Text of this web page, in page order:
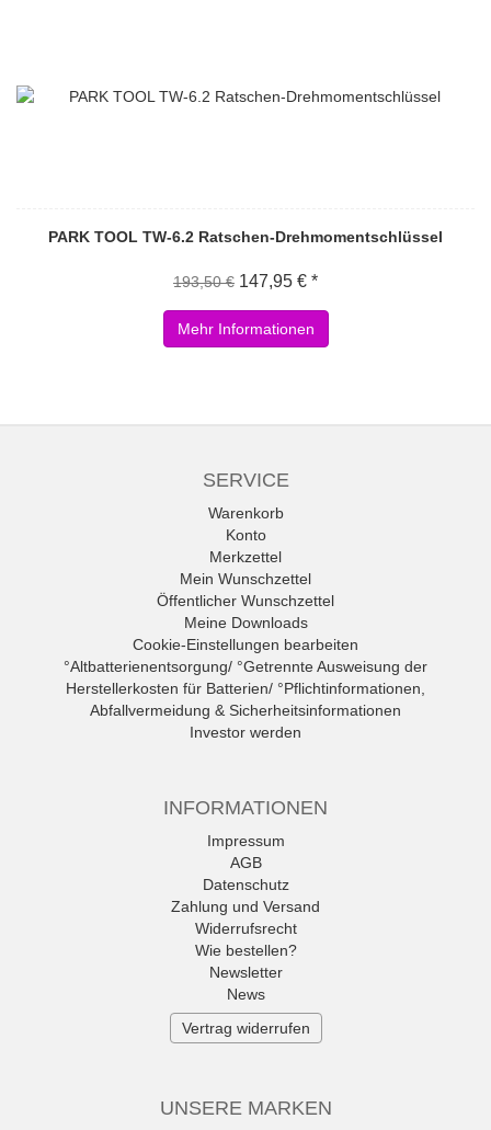
PARK TOOL TW-6.2 Ratschen-Drehmomentschlüssel
193,50 € 147,95 € *
Mehr Informationen
SERVICE
Warenkorb
Konto
Merkzettel
Mein Wunschzettel
Öffentlicher Wunschzettel
Meine Downloads
Cookie-Einstellungen bearbeiten
°Altbatterienentsorgung/ °Getrennte Ausweisung der
Herstellerkosten für Batterien/ °Pflichtinformationen,
Abfallvermeidung & Sicherheitsinformationen
Investor werden
INFORMATIONEN
Impressum
AGB
Datenschutz
Zahlung und Versand
Widerrufsrecht
Wie bestellen?
Newsletter
News
Vertrag widerrufen
UNSERE MARKEN